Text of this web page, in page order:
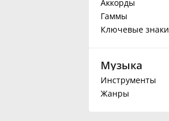
English
Аккорды
Гаммы
Ключевые знаки
Музыка
Инструменты
Жанры